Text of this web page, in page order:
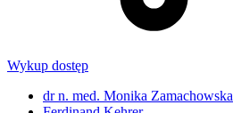
Wykup dostęp
dr n. med. Monika Zamachowska